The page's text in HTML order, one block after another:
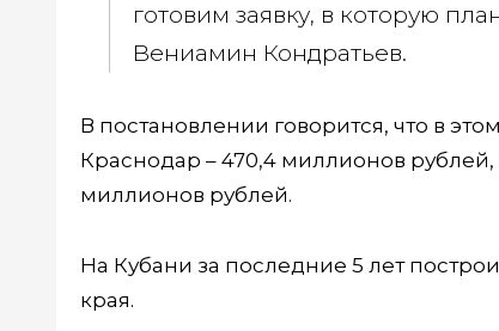
готовим заявку, в которую
Вениамин Кондратьев.
В постановлении говорится, что в
Краснодар – 470,4 миллионов
миллионов рублей.
На Кубани за последние 5 лет
края.